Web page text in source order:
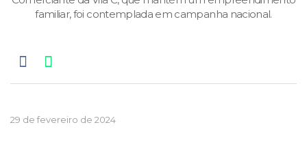
familiar, foi contemplada em campanha nacional.
29 de fevereiro de 2024